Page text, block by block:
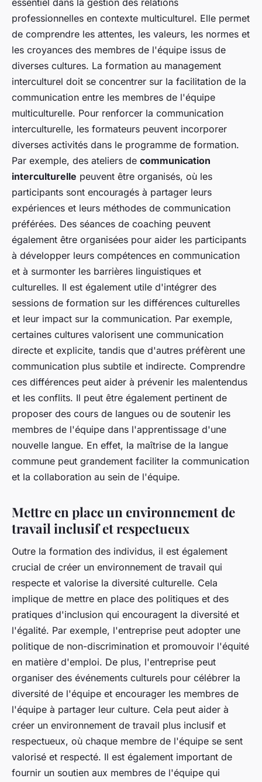
professionnelles en contexte multiculturel. Elle permet
de comprendre les attentes, les valeurs, les normes et
les croyances des membres de l'équipe issus de
diverses cultures. La formation au management
interculturel doit se concentrer sur la facilitation de la
communication entre les membres de l'équipe
multiculturelle. Pour renforcer la communication
interculturelle, les formateurs peuvent incorporer
diverses activités dans le programme de formation.
Par exemple, des ateliers de communication
interculturelle peuvent être organisés, où les
participants sont encouragés à partager leurs
expériences et leurs méthodes de communication
préférées. Des séances de coaching peuvent
également être organisées pour aider les participants
à développer leurs compétences en communication
et à surmonter les barrières linguistiques et
culturelles. Il est également utile d'intégrer des
sessions de formation sur les différences culturelles
et leur impact sur la communication. Par exemple,
certaines cultures valorisent une communication
directe et explicite, tandis que d'autres préfèrent une
communication plus subtile et indirecte. Comprendre
ces différences peut aider à prévenir les malentendus
et les conflits. Il peut être également pertinent de
proposer des cours de langues ou de soutenir les
membres de l'équipe dans l'apprentissage d'une
nouvelle langue. En effet, la maîtrise de la langue
commune peut grandement faciliter la communication
et la collaboration au sein de l'équipe.
Mettre en place un environnement de
travail inclusif et respectueux
Outre la formation des individus, il est également
crucial de créer un environnement de travail qui
respecte et valorise la diversité culturelle. Cela
implique de mettre en place des politiques et des
pratiques d'inclusion qui encouragent la diversité et
l'égalité. Par exemple, l'entreprise peut adopter une
politique de non-discrimination et promouvoir l'équité
en matière d'emploi. De plus, l'entreprise peut
organiser des événements culturels pour célébrer la
diversité de l'équipe et encourager les membres de
l'équipe à partager leur culture. Cela peut aider à
créer un environnement de travail plus inclusif et
respectueux, où chaque membre de l'équipe se sent
valorisé et respecté. Il est également important de
fournir un soutien aux membres de l'équipe qui